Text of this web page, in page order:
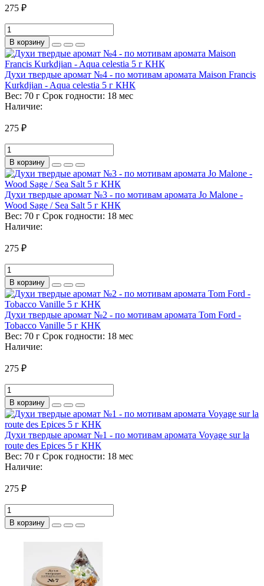
275 ₽
В корзину
Духи твердые аромат №4 - по мотивам аромата Maison Francis
Kurkdjian - Aqua celestia 5 г КНК
Вес: 70 г Срок годности: 18 мес
Наличие:
275 ₽
В корзину
Духи твердые аромат №3 - по мотивам аромата Jo Malone -
Wood Sage / Sea Salt 5 г КНК
Вес: 70 г Срок годности: 18 мес
Наличие:
275 ₽
В корзину
Духи твердые аромат №2 - по мотивам аромата Tom Ford -
Tobacco Vanille 5 г КНК
Вес: 70 г Срок годности: 18 мес
Наличие:
275 ₽
В корзину
Духи твердые аромат №1 - по мотивам аромата Voyage sur la
route des Epices 5 г КНК
Вес: 70 г Срок годности: 18 мес
Наличие:
275 ₽
В корзину